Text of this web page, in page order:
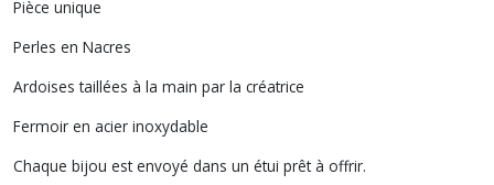
Pièce unique
Perles en Nacres
Ardoises taillées à la main par la créatrice
Fermoir en acier inoxydable
Chaque bijou est envoyé dans un étui prêt à offrir.